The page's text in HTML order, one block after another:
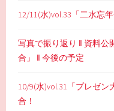
12/11(水)vol.33「二水忘
写真で振り返り ‖ 資料公
合」 ‖ 今後の予定
10/9(水)vol.31「プレゼ
合！